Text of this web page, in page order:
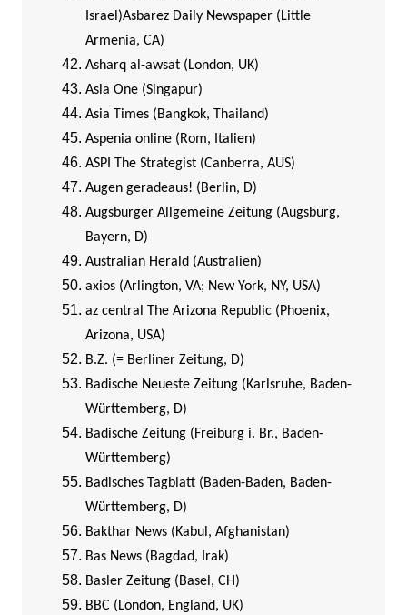
Israel)Asbarez Daily Newspaper (Little
Armenia, CA)
Asharq al-awsat (London, UK)
Asia One (Singapur)
Asia Times (Bangkok, Thailand)
Aspenia online (Rom, Italien)
ASPI The Strategist (Canberra, AUS)
Augen geradeaus! (Berlin, D)
Augsburger Allgemeine Zeitung (Augsburg,
Bayern, D)
Australian Herald (Australien)
axios (Arlington, VA; New York, NY, USA)
az central The Arizona Republic (Phoenix,
Arizona, USA)
B.Z. (= Berliner Zeitung, D)
Badische Neueste Zeitung (Karlsruhe, Baden-
Württemberg, D)
Badische Zeitung (Freiburg i. Br., Baden-
Württemberg)
Badisches Tagblatt (Baden-Baden, Baden-
Württemberg, D)
Bakthar News (Kabul, Afghanistan)
Bas News (Bagdad, Irak)
Basler Zeitung (Basel, CH)
BBC (London, England, UK)